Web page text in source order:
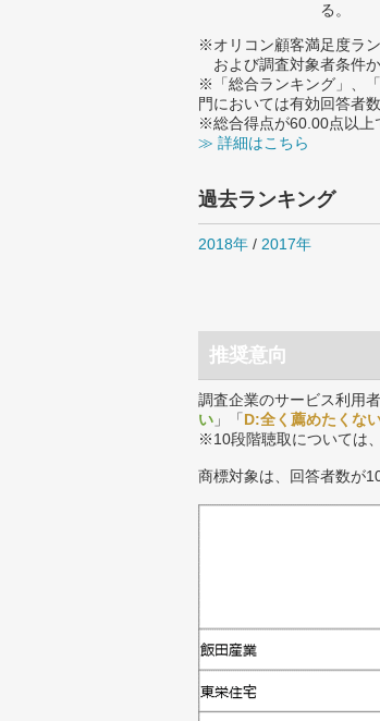
る。
※オリコン顧客満足度ラ
および調査対象者条件
※「総合ランキング」、
門においては有効回答者
※総合得点が60.00点以上
≫ 詳細はこちら
過去ランキング
2018年 / 2017年
推奨意向
調査企業のサービス利用
い 」「D:全く薦めたくな
※10段階聴取については
商標対象は、回答者数が